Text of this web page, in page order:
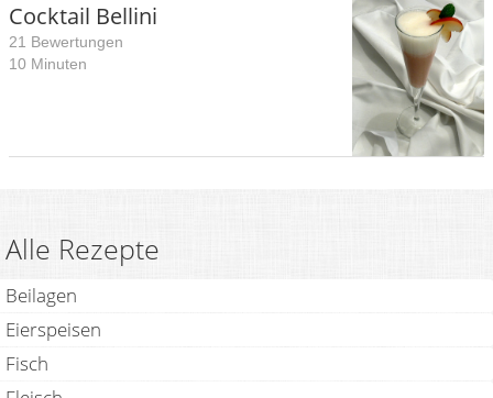
Cocktail Bellini
21 Bewertungen
10 Minuten
Alle Rezepte
Beilagen
Eierspeisen
Fisch